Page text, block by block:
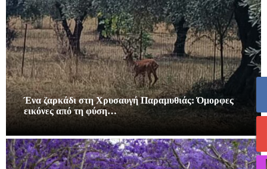
Ένα ζαρκάδι στη Χρυσαυγή Παραμυθιάς: Όμορφες
εικόνες από τη φύση…